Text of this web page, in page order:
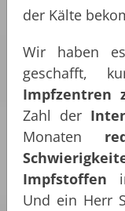
der Kälte
Wir haben
geschafft,
Impfzentren
Zahl der
Monaten
Impfstoffen
Und ein Herr